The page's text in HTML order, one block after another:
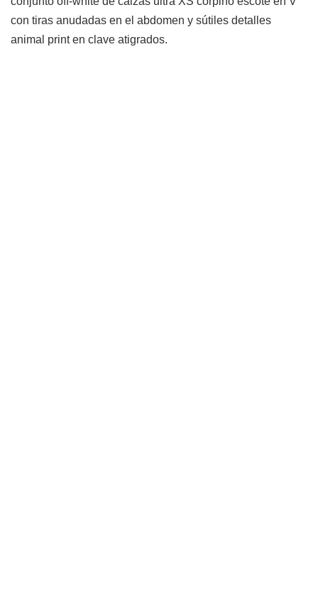
con tiras anudadas en el abdomen y sútiles detalles
animal print en clave atigrados.